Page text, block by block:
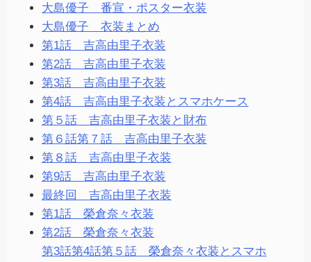
大島優子 番宣・ポスター衣装
大島優子 衣装まとめ
第1話 吉高由里子衣装
第2話 吉高由里子衣装
第3話 吉高由里子衣装
第4話 吉高由里子衣装とスマホケース
第５話 吉高由里子衣装と財布
第６話第７話 吉高由里子衣装
第８話 吉高由里子衣装
第9話 吉高由里子衣装
最終回 吉高由里子衣装
第1話 榮倉奈々衣装
第2話 榮倉奈々衣装
第3話第4話第５話 榮倉奈々衣装とスマホ